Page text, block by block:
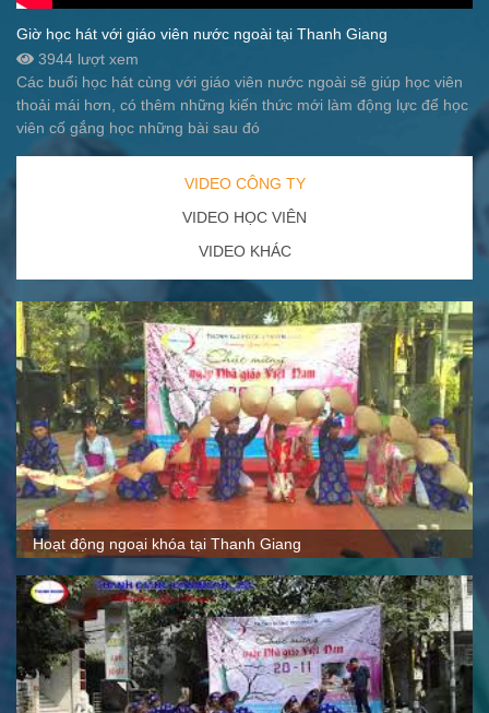
Giờ học hát với giáo viên nước ngoài tại Thanh Giang
3944 lượt xem
Các buổi học hát cùng với giáo viên nước ngoài sẽ giúp học viên
thoải mái hơn, có thêm những kiến thức mới làm động lực để học
viên cố gắng học những bài sau đó
VIDEO CÔNG TY
VIDEO HỌC VIÊN
VIDEO KHÁC
Quy mô, cách thức hoạt động tại Thanh Giang